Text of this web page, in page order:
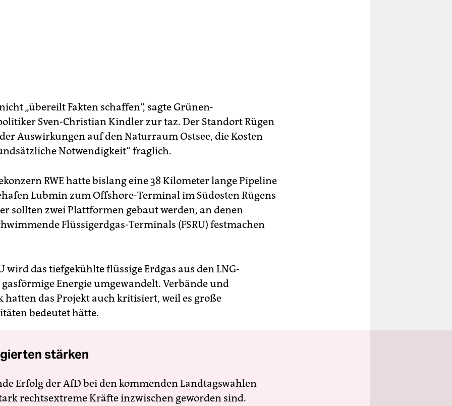
„übereilt Fakten schaffen“, sagte Grünen-
Sven-Christian Kindler zur taz. Der Standort Rügen
Auswirkungen auf den Naturraum Ostsee, die Kosten
Notwendigkeit“ fraglich.
RWE hatte bislang eine 38 Kilometer lange Pipeline
Lubmin zum Offshore-Terminal im Südosten Rügens
sollten zwei Plattformen gebaut werden, an denen
Flüssigerdgas-Terminals (FSRU) festmachen
wird das tiefgekühlte flüssige Erdgas aus den LNG-
Energie umgewandelt. Verbände und
hatten das Projekt auch kritisiert, weil es große
bedeutet hätte.
stärken
Erfolg der AfD bei den kommenden Landtagswahlen
rechtsextreme Kräfte inzwischen geworden sind.